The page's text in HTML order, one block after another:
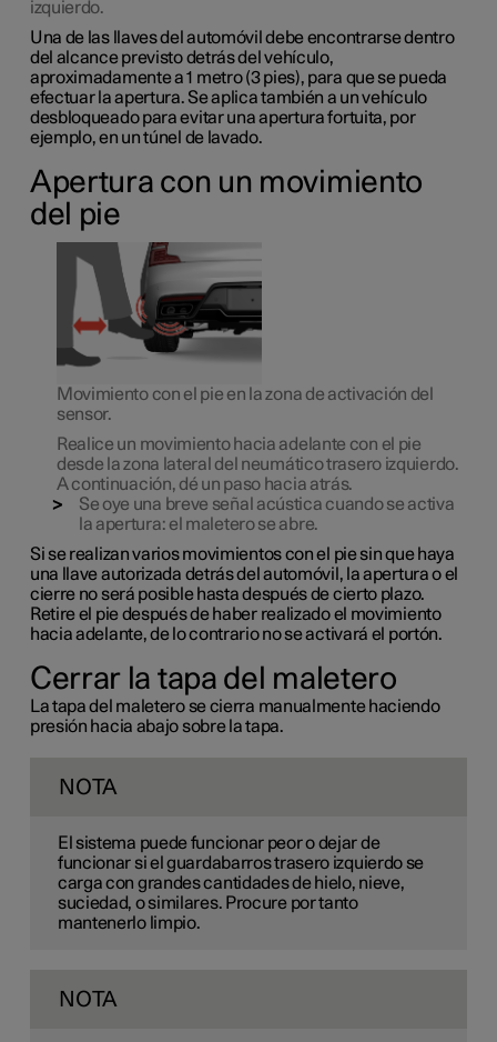
izquierdo.
Una de las llaves del automóvil debe encontrarse dentro
del alcance previsto detrás del vehículo,
aproximadamente a 1 metro (3 pies), para que se pueda
efectuar la apertura. Se aplica también a un vehículo
desbloqueado para evitar una apertura fortuita, por
ejemplo, en un túnel de lavado.
Apertura con un movimiento
del pie
Movimiento con el pie en la zona de activación del
sensor.
Realice un movimiento hacia adelante con el pie
desde la zona lateral del neumático trasero izquierdo.
A continuación, dé un paso hacia atrás.
Se oye una breve señal acústica cuando se activa
la apertura: el maletero se abre.
Si se realizan varios movimientos con el pie sin que haya
una llave autorizada detrás del automóvil, la apertura o el
cierre no será posible hasta después de cierto plazo.
Retire el pie después de haber realizado el movimiento
hacia adelante, de lo contrario no se activará el portón.
Cerrar la tapa del maletero
La tapa del maletero se cierra manualmente haciendo
presión hacia abajo sobre la tapa.
NOTA
El sistema puede funcionar peor o dejar de
funcionar si el guardabarros trasero izquierdo se
carga con grandes cantidades de hielo, nieve,
suciedad, o similares. Procure por tanto
mantenerlo limpio.
NOTA